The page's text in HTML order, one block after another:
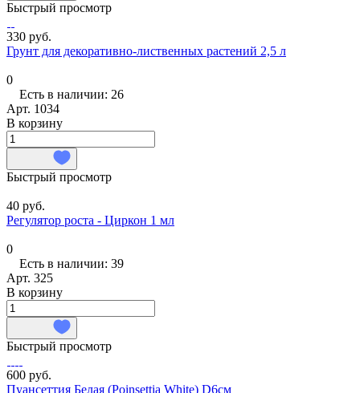
Быстрый просмотр
330 руб.
Грунт для декоративно-лиственных растений 2,5 л
0
Есть в наличии: 26
Арт. 1034
В корзину
Быстрый просмотр
40 руб.
Регулятор роста - Циркон 1 мл
0
Есть в наличии: 39
Арт. 325
В корзину
Быстрый просмотр
600 руб.
Пуансеттия Белая (Poinsettia White) D6см